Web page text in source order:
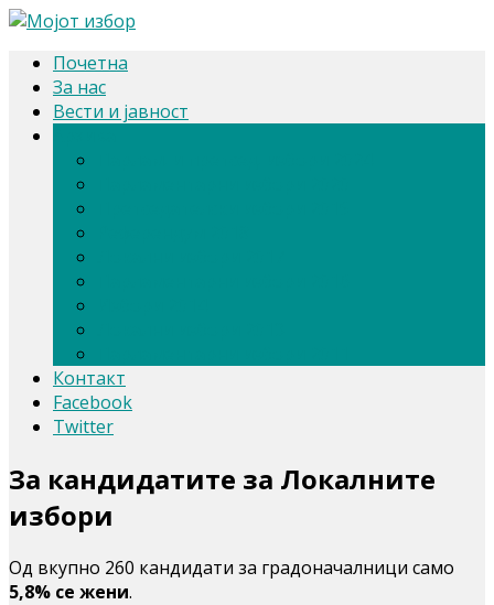
Почетна
За нас
Вести и јавност
Контакт
Facebook
Twitter
За кандидатите за Локалните
избори
Од вкупно 260 кандидати за градоначалници само
5,8% се жени.